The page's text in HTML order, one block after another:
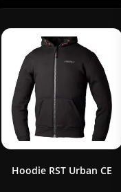
Hoodie RST Urban CE